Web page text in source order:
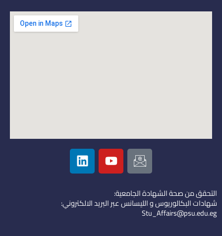
I
c
o
n
-
e
Y
o
u
u
b
L
i
n
e
d
التحقق من صحة الشهادة الجامعية:
شهادات البكالوريوس و الليسانس عبر البريد الالكتروني:
Stu_Affairs@psu.edu.eg